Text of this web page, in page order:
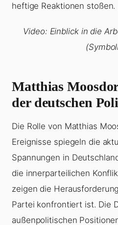
heftige Reaktionen stoßen.
Video: Einblick in die
Matthias
der deutschen
Die Rolle von Matthias
Ereignisse spiegeln die
Spannungen in
die innerparteilichen
zeigen die
Partei konfrontiert ist. Die
außenpolitischen